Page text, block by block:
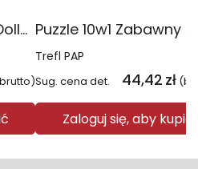
Puzzle 10w1 Gabby's Dollhouse Gabby i jej świat 96014
Trefl PAP
Sug. cena det. 44,42 zł
Zaloguj się, aby kupić